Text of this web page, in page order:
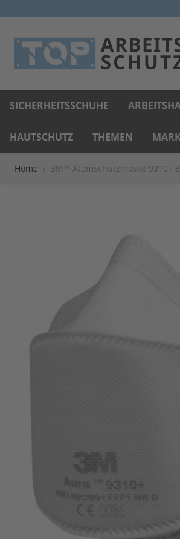
SICHERHEITSSCHUHE
HAUTSCHUTZ THEMEN
Home / 3M™ Atemschutzmaske 9310+